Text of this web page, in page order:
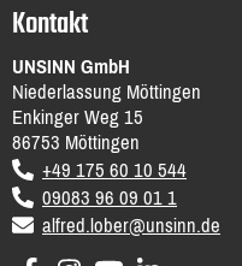
Kontakt
UNSINN GmbH
Niederlassung Möttingen
Enkinger Weg 15
86753Möttingen
DE +49 175 60 10 544
09083 96 09 01 1
email
alfred.lober@unsinn.de